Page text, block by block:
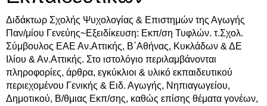
Διδάκτωρ Σχολής Ψυχολογίας & Επιστημών της Αγωγής
Παν/μίου Γενεύης~Εξειδίκευση: Εκπ/ση Τυφλών. τ.Σχολ.
Σύμβουλος ΕΑΕ Αν.Αττικής, Β΄Αθήνας, Κυκλάδων & ΔΕ
Ιλίου & Αν.Αττικής. Στο ιστολόγιο περιλαμβάνονται
πληροφορίες, άρθρα, εγκύκλιοι & υλικό εκπαιδευτικού
περιεχομένου Γενικής & Ειδ. Αγωγής, Νηπιαγωγείου,
Δημοτικού, Β/θμιας Εκπ/σης, καθώς επίσης θέματα γονέων,